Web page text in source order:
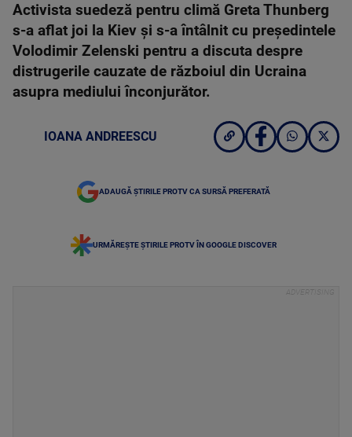
Activista suedeză pentru climă Greta Thunberg
s-a aflat joi la Kiev şi s-a întâlnit cu preşedintele
Volodimir Zelenski pentru a discuta despre
distrugerile cauzate de războiul din Ucraina
asupra mediului înconjurător.
IOANA ANDREESCU
ADAUGĂ ȘTIRILE PROTV CA SURSĂ PREFERATĂ
URMĂREȘTE ȘTIRILE PROTV ÎN GOOGLE DISCOVER